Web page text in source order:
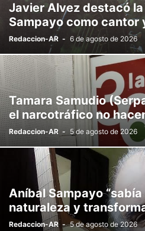
Javier Alvez destacó
Sampayo como cantor
Redaccion-AR - 6 de agosto de 2026
Tamara Samudio
el narcotráfico no
Redaccion-AR - 5 de agosto de 2026
Aníbal Sampayo
naturaleza y
Redaccion-AR - 5 de agosto de 2026